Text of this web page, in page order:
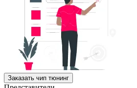
Заказать чип тюнинг